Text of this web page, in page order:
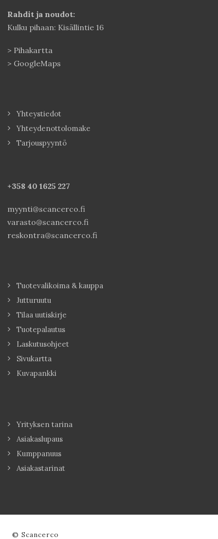
Rahdit ja noudot:
Kulku pihaan: Kisällintie 16
> Pihakartta
> GoogleMaps
Yhteystiedot
Yhteydenottolomake
Tarjouspyyntö
+358 40 1625 227
myynti@scancerco.fi
varasto@scancerco.fi
reskontra@scancerco.fi
Tuotevalikoima & kauppa
Jutturuutu
Tilaa uutiskirje
Tuotepalautus
Laskutusohjeet
Sivukartta
Kuvapankki
Yrityksen tarina
Asiakaslupaus
Kumppanuus
Asiakastarinat
© Scancerco